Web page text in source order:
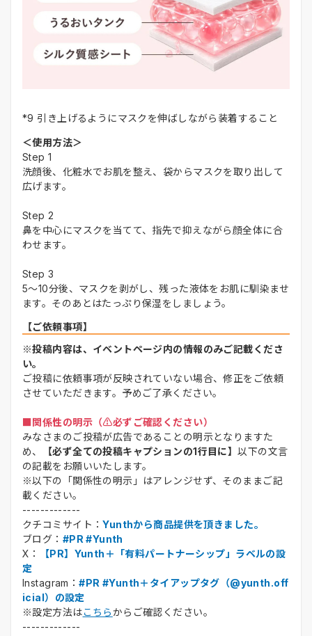
*9 引き上げるようにマスクを伸ばしながら装着すること
＜使用方法＞
Step 1
洗顔後、化粧水でお肌を整え、袋からマスクを取り出して
広げます。
Step 2
鼻を中心にマスクを当てて、指先で抑えながら顔全体に合
わせます。
Step 3
5～10分後、マスクを剥がし、残った液体をお肌に馴染ませ
ます。そのあとはたっぷり保湿をしましょう。
【ご依頼事項】
※投稿内容は、イベントページ内の情報のみご記載くださ
い。
ご投稿に依頼事項が反映されていない場合、修正をご依頼
させていただきます。予めご了承ください。
■関係性の明示（⚠️必ずご確認ください）
みなさまのご投稿が広告であることの明示となりますた
め、
【必ず全ての投稿キャプションの1行目に】以下の文言
の記載をお願いいたします。
※以下の「関係性の明示」はアレンジせず、そのままご記
載ください。
-------------
クチコミサイト：Yunthから商品提供を頂きました。
ブログ： #PR #Yunth
X：
【PR】Yunth＋「有料パートナーシップ」ラベルの設
定
Instagram：#PR #Yunth＋タイアップタグ（@yunth.off
icial）の設定
※設定方法はこちらからご確認ください。
-------------